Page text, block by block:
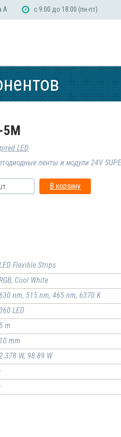
А с 9:00 до 18:00 (пн-пт)
LED
ленты и модули 24V
В корзину
Flexible Strips
Cool White
630 nm, 515 nm, 465 nm, 6370 K
LED
5 m
10 mm
W, 98.89 W